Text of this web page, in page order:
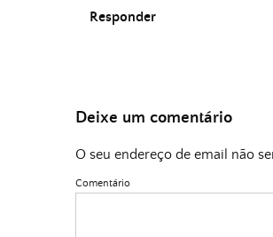
Responder
Deixe um comentário
O seu endereço de email não
Comentário